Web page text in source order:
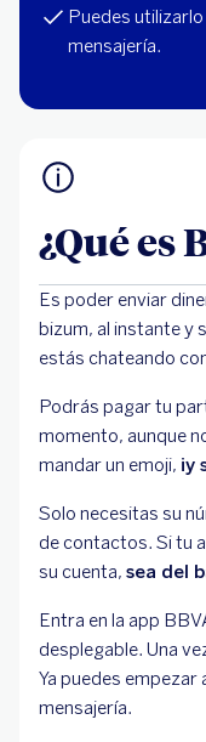
Puedes
mensajería.
¿Qué es
Es poder enviar
bizum, al instante y
estás chateando
Podrás pagar tu
momento, aunque
mandar un emoji, ¡y
Solo necesitas su
de contactos. Si tu
su cuenta, sea del
Entra en la app
desplegable. Una
Ya puedes empezar
mensajería.